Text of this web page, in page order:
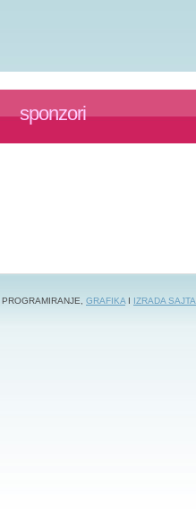
sponzori
. PROGRAMIRANJE, GRAFIKA I IZRADA SAJTA